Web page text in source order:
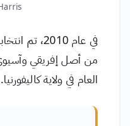
في عام
من أصل إفريقي
العام في ولاية كاليفورنيا.